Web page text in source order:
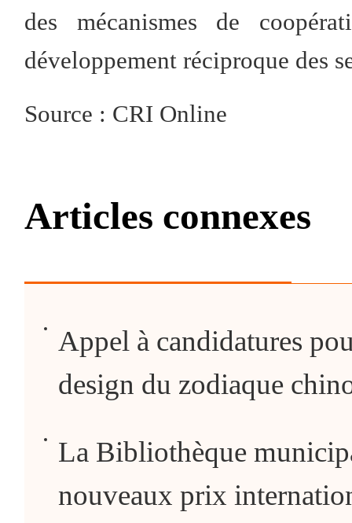
des mécanismes de
développement réciproque des
Source : CRI Online
Articles connexes
Appel à candidatures
design du zodiaque
La Bibliothèque
nouveaux prix